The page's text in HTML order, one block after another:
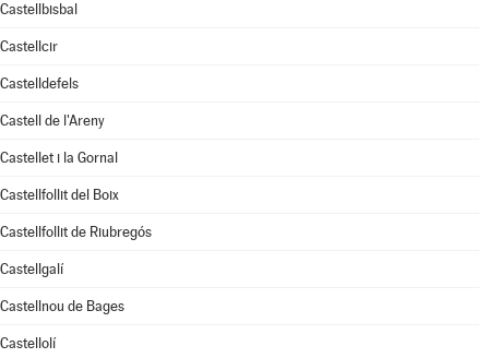
Castellbisbal
Castellcir
Castelldefels
Castell de l'Areny
Castellet i la Gornal
Castellfollit del Boix
Castellfollit de Riubregós
Castellgalí
Castellnou de Bages
Castellolí